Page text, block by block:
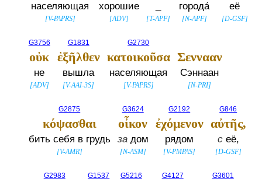
населяющая
[V-PAPRS]
хорошие
[ADV] [T-APF]
города́
[N-APF]
её
[D-GSF]
G3756
οὐκ
не
[ADV]
G1831
ἐξῆλθεν
вышла
[V-AAI-3S]
G2730
κατοικοῦσα
населяющая
[V-PAPRS]
Σεννααν
Сэннаан
[N-PRI]
G2875
κόψασθαι
бить себя в грудь
[V-AMR]
G3624
οἶκον
задом
[N-ASM]
G2192
ἐχόμενον
рядом
[V-PMPAS]
G846
αὐτῆς,
сеё,
[D-GSF]
G2983 G1537 G5216 G4127 G3601